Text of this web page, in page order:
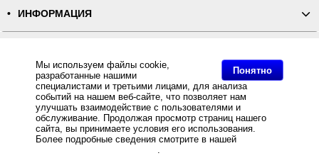
Понятно
Мы используем файлы cookie,
разработанные нашими
специалистами и третьими лицами, для анализа
событий на нашем веб-сайте, что позволяет нам
улучшать взаимодействие с пользователями и
обслуживание. Продолжая просмотр страниц нашего
сайта, вы принимаете условия его использования.
Более подробные сведения смотрите в нашей
.
ИНФОРМАЦИЯ
ПОЛНАЯ ВЕРСИЯ
Интернет-магазин "ПОСЛЭНД" - торгового оборудования, оборудования для автоматизации общепита и
торговли, расходных материалов
Все права защищены, ООО "ПОСЛЭНД" © 2008-2026.
Политика конфиденциальности
Основное: POS-система ForPOSt Минимаркет 8'' черная, без ФР + Frontol Оптим за разумную цену и с
быстрой доставкой Вы всегда можете купить в интернет-магазине Послэнд!, POS-система ForPOSt